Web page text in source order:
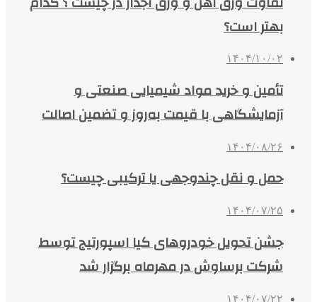
بهتر است؟
۱۴۰۴/۱۰/۰۲
تأمین و خرید مواد شیمیایی صنعتی و
آزمایشگاهی با قیمت به‌روز و تضمین اصالت
۱۴۰۴/۰۸/۲۶
حمل و نقل چندوجهی یا ترکیبی چیست؟
۱۴۰۴/۰۷/۲۵
جشن تحویل خودروهای کیا اسپورتیج توسط
شرکت برساوش در مهرماه برگزار شد
۱۴۰۴/۰۷/۲۲